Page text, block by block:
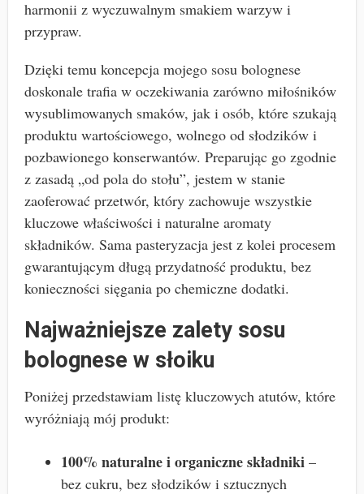
harmonii z wyczuwalnym smakiem warzyw i
przypraw.
Dzięki temu koncepcja mojego sosu bolognese
doskonale trafia w oczekiwania zarówno miłośników
wysublimowanych smaków, jak i osób, które szukają
produktu wartościowego, wolnego od słodzików i
pozbawionego konserwantów. Preparując go zgodnie
z zasadą „od pola do stołu”, jestem w stanie
zaoferować przetwór, który zachowuje wszystkie
kluczowe właściwości i naturalne aromaty
składników. Sama pasteryzacja jest z kolei procesem
gwarantującym długą przydatność produktu, bez
konieczności sięgania po chemiczne dodatki.
Najważniejsze zalety sosu
bolognese w słoiku
Poniżej przedstawiam listę kluczowych atutów, które
wyróżniają mój produkt:
100% naturalne i organiczne składniki–
bez cukru, bez słodzików i sztucznych